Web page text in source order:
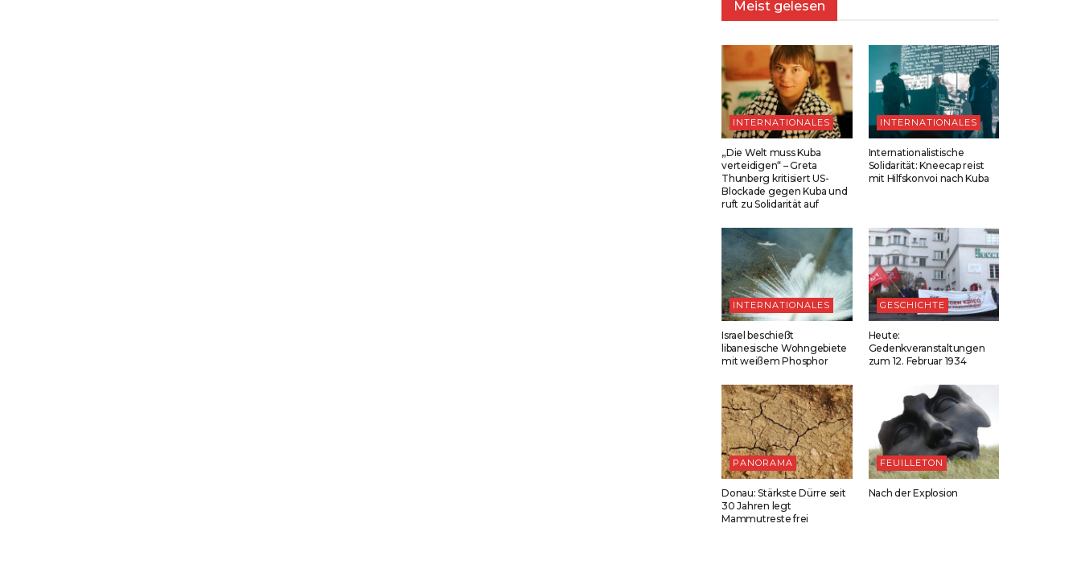
Meist gelesen
INTERNATIONALES
„Die Welt muss Kuba
verteidigen“ – Greta
Thunberg kritisiert US-
Blockade gegen Kuba und
ruft zu Solidarität auf
INTERNATIONALES
Internationalistische
Solidarität: Kneecap reist
mit Hilfskonvoi nach Kuba
INTERNATIONALES
Israel beschießt
libanesische Wohngebiete
mit weißem Phosphor
GESCHICHTE
Heute:
Gedenkveranstaltungen
zum 12. Februar 1934
PANORAMA
Donau: Stärkste Dürre seit
30 Jahren legt
Mammutreste frei
FEUILLETON
Nach der Explosion